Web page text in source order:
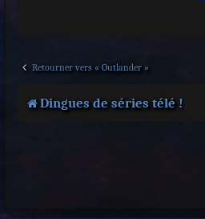
Retourner vers « Outlander »
Dingues de séries télé !